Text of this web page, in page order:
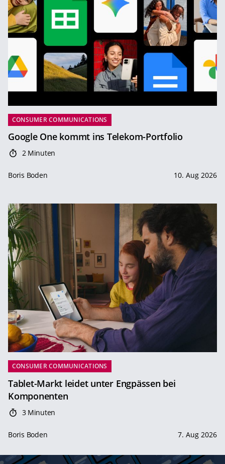
CONSUMER COMMUNICATIONS
Google One kommt ins Telekom-Portfolio
2 Minuten
Boris Boden 10. Aug 2026
CONSUMER COMMUNICATIONS
Tablet-Markt leidet unter Engpässen bei
Komponenten
3 Minuten
Boris Boden 7. Aug 2026